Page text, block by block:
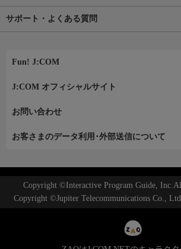
サポート・よくある質問
Fun! J:COM
J:COM オフィシャルサイト
お問い合わせ
お客さまのデータ利用･外部送信について
Copyright ©Interactive Program Guide,
Copyright ©Jupiter Telecommunications Co.,